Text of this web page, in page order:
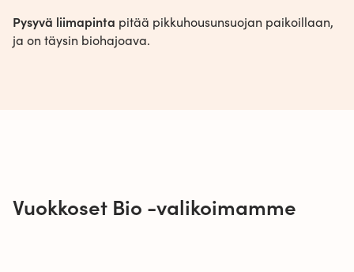
Pysyvä liimapinta pitää pikkuhousunsuojan paikoillaan,
ja on täysin biohajoava.
Vuokkoset Bio -valikoimamme